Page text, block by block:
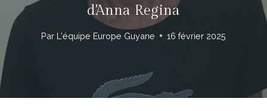
d'Anna Regina
Par L'équipe Europe Guyane 16 février 2025